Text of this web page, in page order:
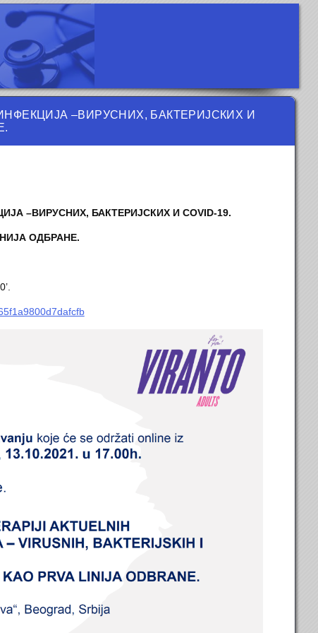
–ВИРУСНИХ, БАКТЕРИЈСКИХ И
–ВИРУСНИХ, БАКТЕРИЈСКИХ И COVID-19.
ОДБРАНЕ.